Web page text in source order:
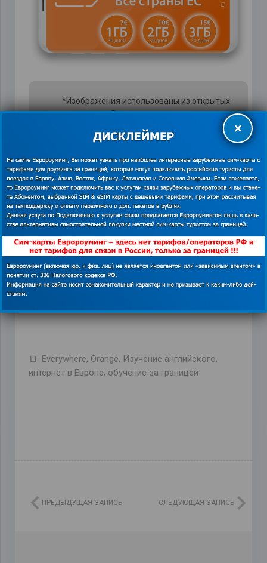
*Изображения использованы из открытых
источников. В случае наличия прав на
данный материал просим связаться с
редакцией для решения вопроса о
удаления изображения.Показать
контакты
Кроме того, Orange предлагает подключить
Everywhere – опция, позволяющая использовать
мобильный интернет за границей, вне европейских
стран (Япония, Чили, США и так далее).
Ознакомиться со всеми предложениями можно на
https://euroaming.ru.
Everywhere, Orange, Изучение английского,
интернет в Европе, обучение за границей
ПРЕДЫДУЩАЯ ЗАПИСЬ СЛЕДУЮЩАЯ ЗАПИСЬ
×